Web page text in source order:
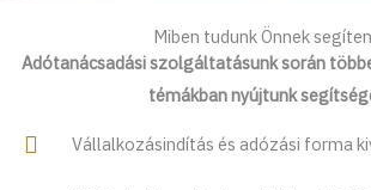
Miben tudunk Önnek
Vállalkozásindítás és adózási forma
Adótanácsadási szolgáltatásunk során
témákban nyújtunk